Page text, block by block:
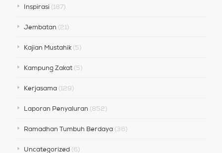
Inspirasi(187)
Jembatan (21)
Kajian Mustahik(5)
Kampung Zakat(5)
Kerjasama(129)
Laporan Penyaluran (852)
Ramadhan Tumbuh Berdaya(36)
Uncategorized(6)